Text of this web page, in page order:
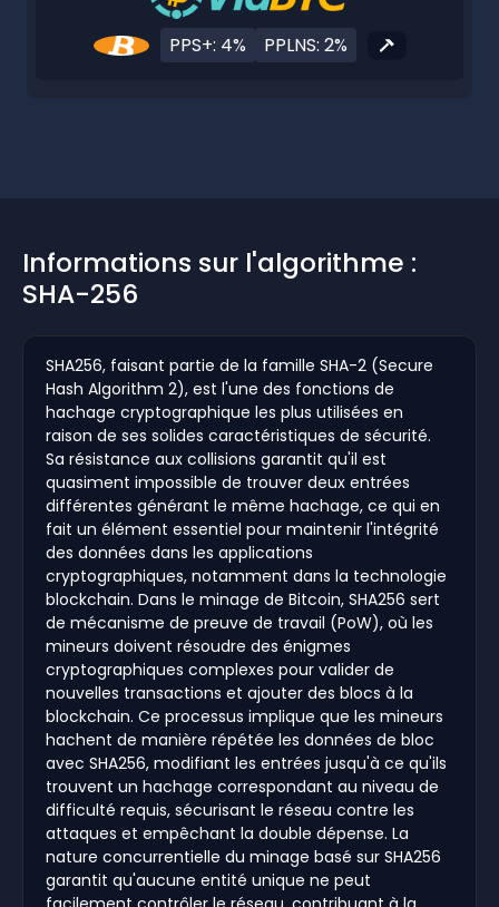
PPS+: 4% PPLNS: 2%
Informations sur l'algorithme :
SHA-256
SHA256, faisant partie de la famille SHA-2 (Secure
Hash Algorithm 2), est l'une des fonctions de
hachage cryptographique les plus utilisées en
raison de ses solides caractéristiques de sécurité.
Sa résistance aux collisions garantit qu'il est
quasiment impossible de trouver deux entrées
différentes générant le même hachage, ce qui en
fait un élément essentiel pour maintenir l'intégrité
des données dans les applications
cryptographiques, notamment dans la technologie
blockchain. Dans le minage de Bitcoin, SHA256 sert
de mécanisme de preuve de travail (PoW), où les
mineurs doivent résoudre des énigmes
cryptographiques complexes pour valider de
nouvelles transactions et ajouter des blocs à la
blockchain. Ce processus implique que les mineurs
hachent de manière répétée les données de bloc
avec SHA256, modifiant les entrées jusqu'à ce qu'ils
trouvent un hachage correspondant au niveau de
difficulté requis, sécurisant le réseau contre les
attaques et empêchant la double dépense. La
nature concurrentielle du minage basé sur SHA256
garantit qu'aucune entité unique ne peut